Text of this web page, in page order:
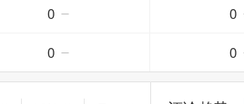
0 0
0 0